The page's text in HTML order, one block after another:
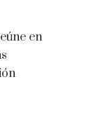
en